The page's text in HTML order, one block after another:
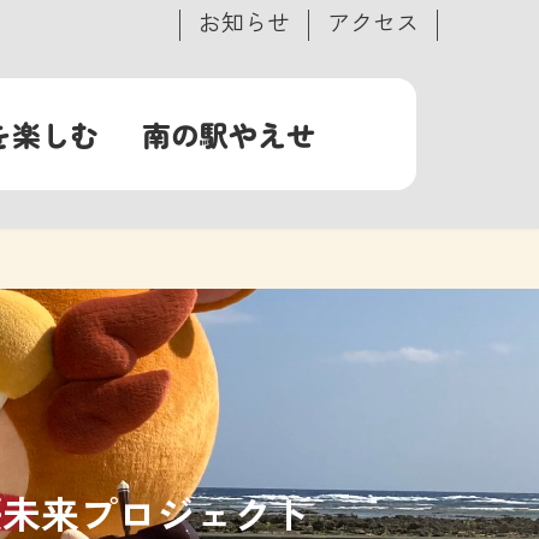
お知らせ アクセス
楽しむ 南の駅やえせ
来プロジェクト